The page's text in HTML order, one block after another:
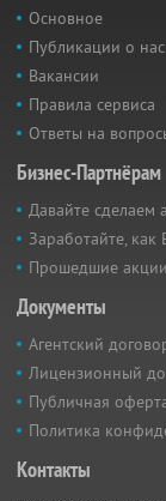
Основное
Публикации о нас
Вакансии
Правила сервиса
Ответы на
Бизнес-Партнёрам
Давайте сделаем
Заработайте, как
Прошедшие акции
Документы
Агентский
Лицензионный
Публичная
Политика
Контакты